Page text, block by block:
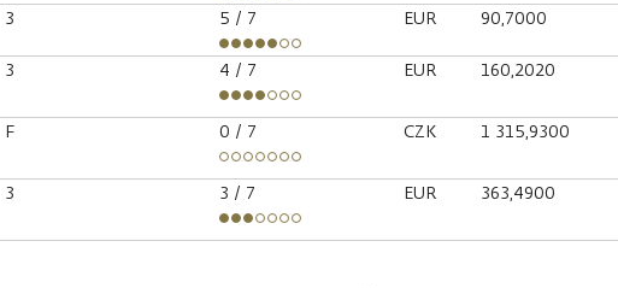
3 5 / 7 EUR 90,7000
3 4 / 7 EUR 160,2020
F 0 / 7 CZK 1 315,9300
3 3 / 7 EUR 363,4900